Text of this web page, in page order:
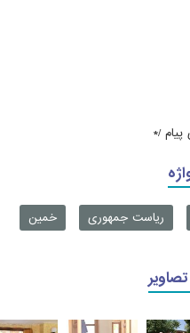
پیام /*
ریاست جمهوری خمین